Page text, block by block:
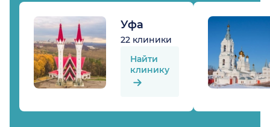
Уфа
22 клиники
Найти
клинику